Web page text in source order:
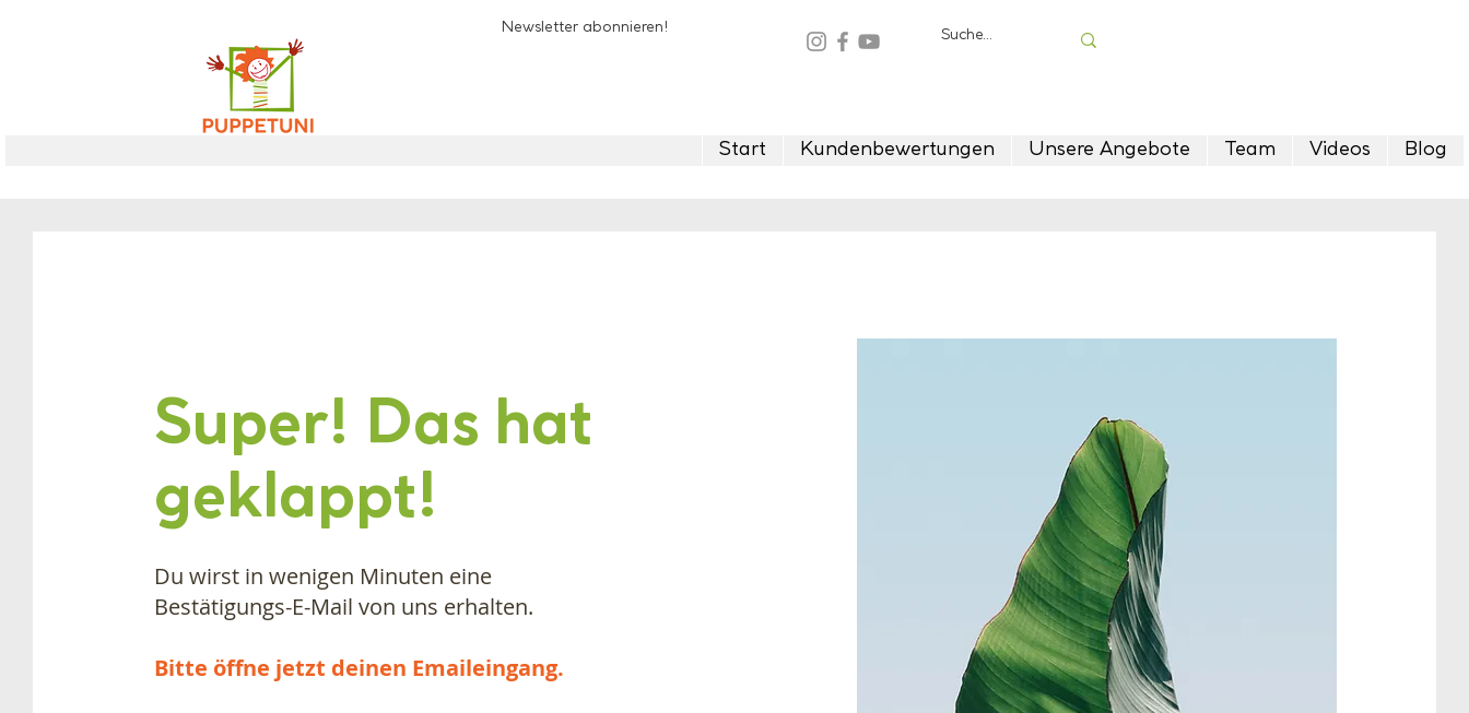
Newsletter abonnieren!
Start Kundenbewertungen Unsere Angebote Team Videos Blog
Super! Das hat
geklappt!
Du wirst in wenigen Minuten eine
Bestätigungs-E-Mail von uns erhalten.
Bitte öffne jetzt deinen Emaileingang.